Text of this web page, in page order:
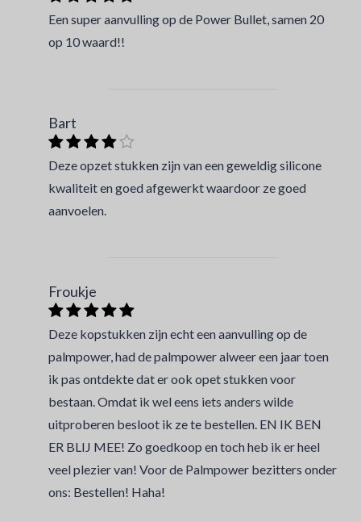
Een super aanvulling op de Power Bullet, samen 20
op 10 waard!!
Bart
Deze opzet stukken zijn van een geweldig silicone
kwaliteit en goed afgewerkt waardoor ze goed
aanvoelen.
Froukje
Deze kopstukken zijn echt een aanvulling op de
palmpower, had de palmpower alweer een jaar toen
ik pas ontdekte dat er ook opet stukken voor
bestaan. Omdat ik wel eens iets anders wilde
uitproberen besloot ik ze te bestellen. EN IK BEN
ER BLIJ MEE! Zo goedkoop en toch heb ik er heel
veel plezier van! Voor de Palmpower bezitters onder
ons: Bestellen! Haha!